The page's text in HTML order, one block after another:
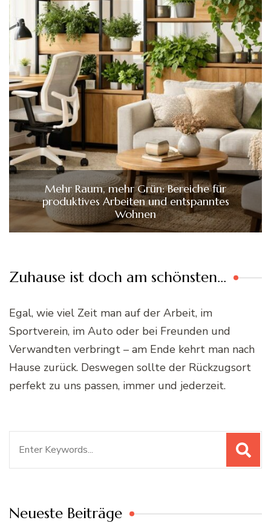
Mehr Raum, mehr Grün: Bereiche für
produktives Arbeiten und entspanntes
Wohnen
Zuhause ist doch am schönsten…
Egal, wie viel Zeit man auf der Arbeit, im
Sportverein, im Auto oder bei Freunden und
Verwandten verbringt – am Ende kehrt man nach
Hause zurück. Deswegen sollte der Rückzugsort
perfekt zu uns passen, immer und jederzeit.
Neueste Beiträge